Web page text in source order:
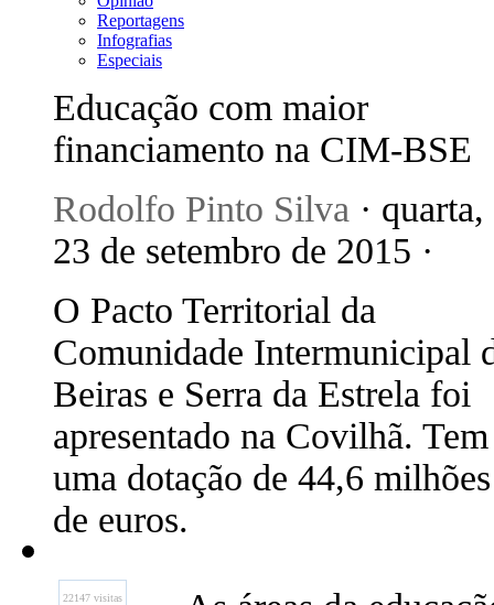
Reportagens
Infografias
Especiais
Educação com maior
financiamento na CIM-BSE
Rodolfo Pinto Silva · quarta,
23 de setembro de 2015 ·
O Pacto Territorial da
Comunidade Intermunicipal
Beiras e Serra da Estrela foi
apresentado na Covilhã. Tem
uma dotação de 44,6 milhões
de euros.
22147 visitas